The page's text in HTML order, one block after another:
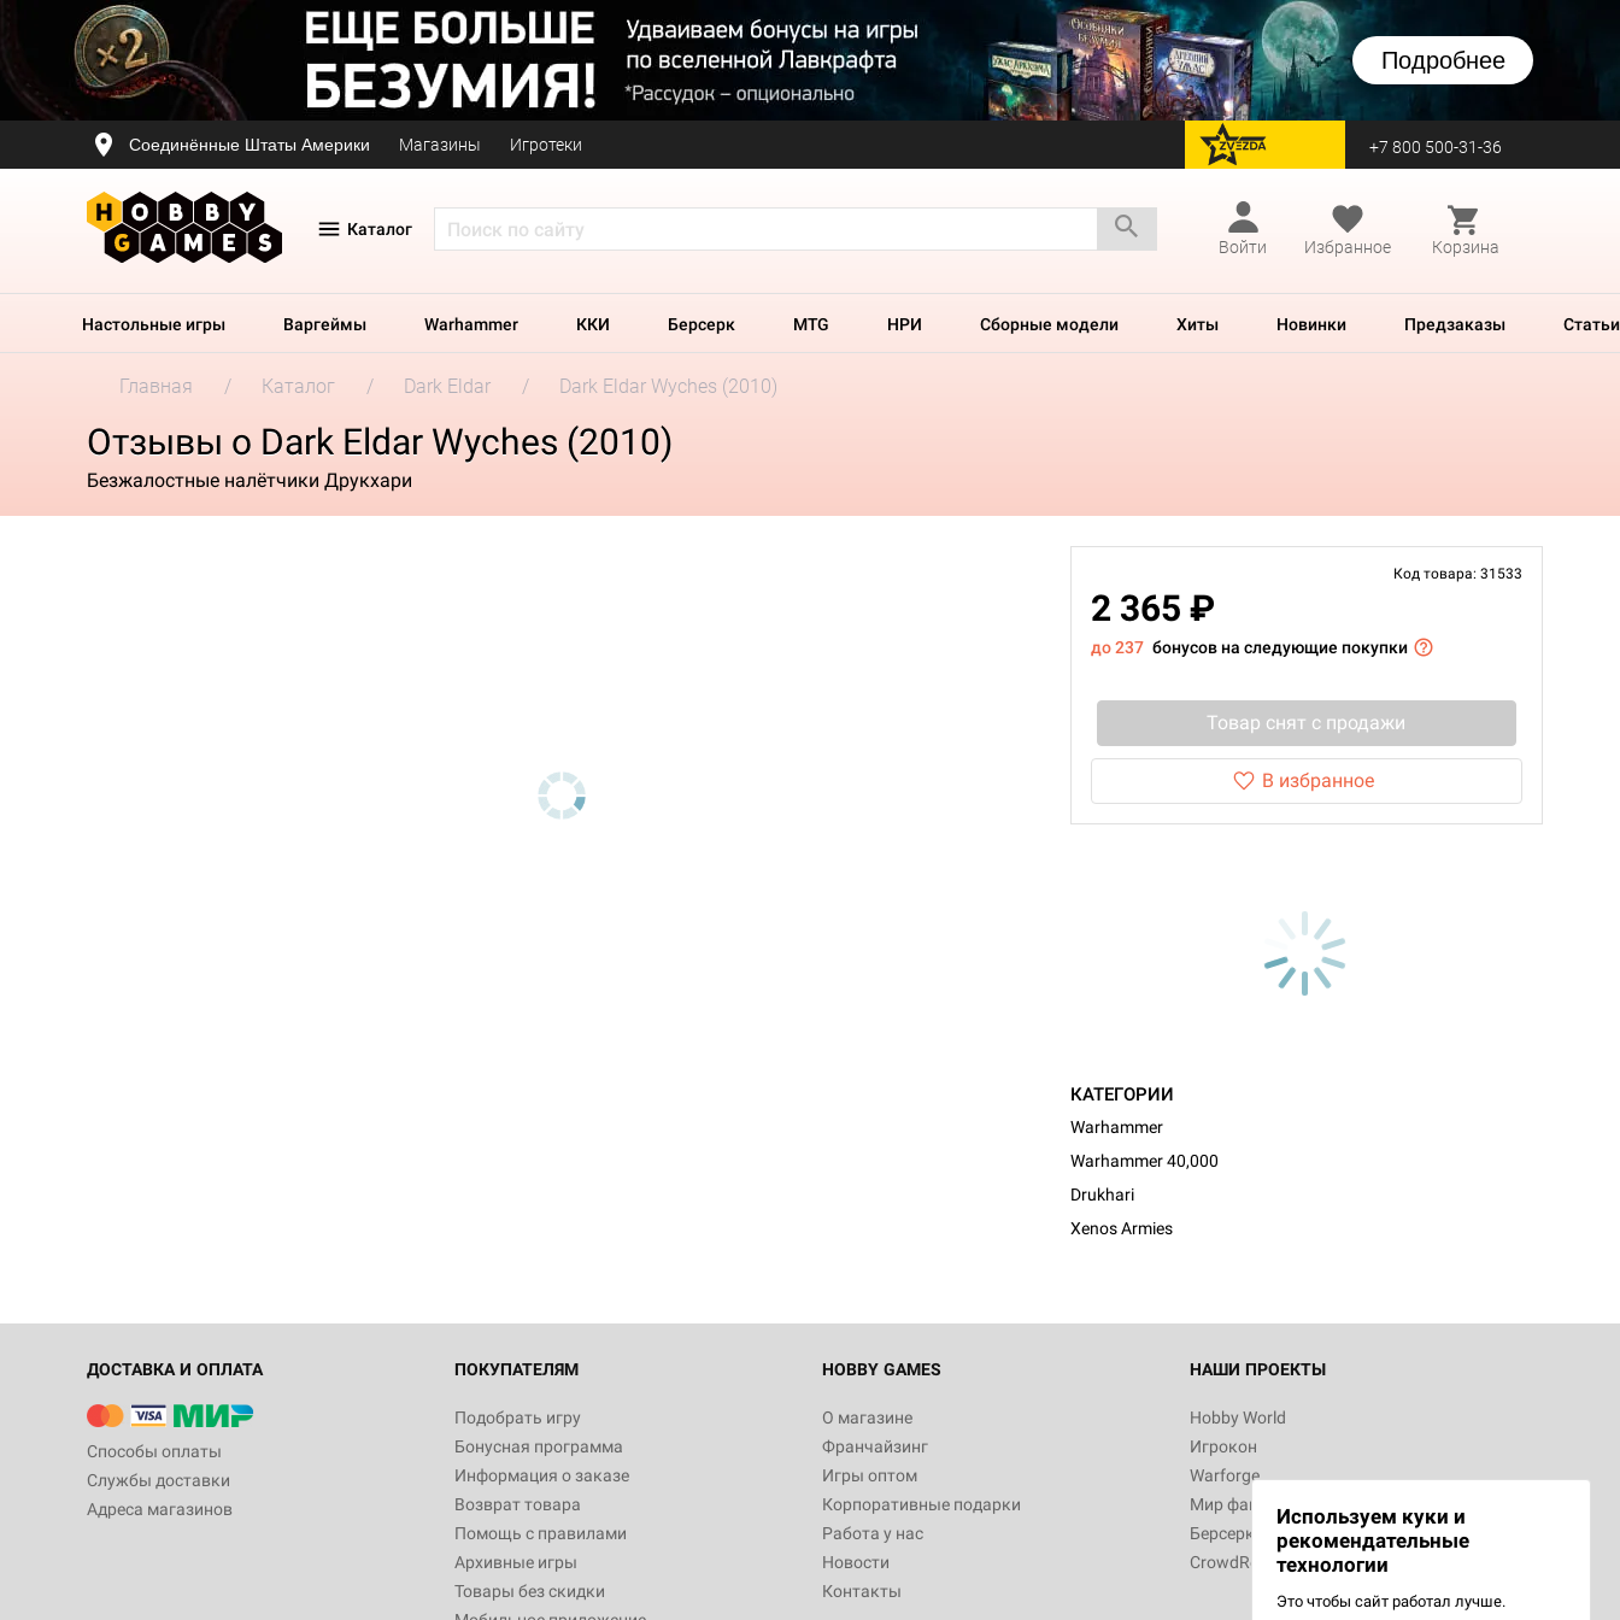
Подробнее
Соединённые Штаты Америки Магазины Игротеки перейти на Zvezda +7 800 500-31-36
Каталог
Войти
Избранное Корзина
Настольные игры Варгеймы Warhammer ККИ Берсерк MTG НРИ Сборные модели Хиты Новинки Предзаказы Статьи
Главная Каталог Dark Eldar Dark Eldar Wyches (2010)
Отзывы о Dark Eldar Wyches (2010)
Безжалостные налётчики Друкхари
Код товара: 31533
2 365 ₽
до 237 бонусов на следующие покупки
Товар снят с продажи
В избранное
КАТЕГОРИИ
Warhammer
Warhammer 40,000
Drukhari
Xenos Armies
ДОСТАВКА И ОПЛАТА
Способы оплаты
Службы доставки
Адреса магазинов
ПОКУПАТЕЛЯМ
Подобрать игру
Бонусная программа
Информация о заказе
Возврат товара
Помощь с правилами
Архивные игры
Товары без скидки
HOBBY GAMES
О магазине
Франчайзинг
Игры оптом
Корпоративные подарки
Работа у нас
Новости
Контакты
НАШИ ПРОЕКТЫ
Hobby World
Игрокон
Warforge
Мир фантастики
Берсерк
CrowdRepublic
Используем куки и
рекомендательные
технологии
Это чтобы сайт работал лучше.